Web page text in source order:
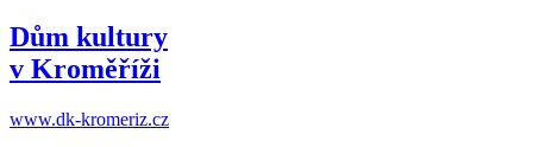
Dům kultury
v Kroměříži
www.dk-kromeriz.cz